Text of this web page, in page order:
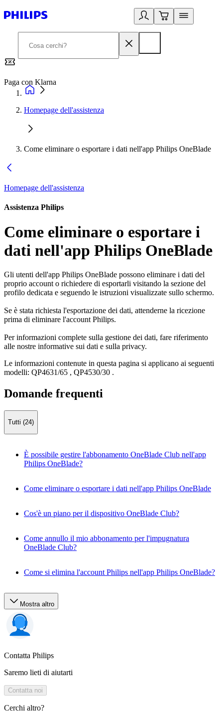
Paga con Klarna
Homepage dell'assistenza
Come eliminare o esportare i dati nell'app Philips OneBlade
Homepage dell'assistenza
Assistenza Philips
Come eliminare o esportare i
dati nell'app Philips OneBlade
Gli utenti dell'app Philips OneBlade possono eliminare i dati del
proprio account o richiedere di esportarli visitando la sezione del
profilo dedicata e seguendo le istruzioni visualizzate sullo schermo.
Se è stata richiesta l'esportazione dei dati, attenderne la ricezione
prima di eliminare l'account Philips.
Per informazioni complete sulla gestione dei dati, fare riferimento
alle nostre informative sui dati e sulla privacy.
Le informazioni contenute in questa pagina si applicano ai seguenti
modelli: QP4631/65 , QP4530/30 .
Domande frequenti
Tutti (24)
È possibile gestire l'abbonamento OneBlade Club nell'app
Philips OneBlade?
Come eliminare o esportare i dati nell'app Philips OneBlade
Cos'è un piano per il dispositivo OneBlade Club?
Come annullo il mio abbonamento per l'impugnatura
OneBlade Club?
Come si elimina l'account Philips nell'app Philips OneBlade?
Mostra altro
Contatta Philips
Saremo lieti di aiutarti
Contatta noi
Cerchi altro?